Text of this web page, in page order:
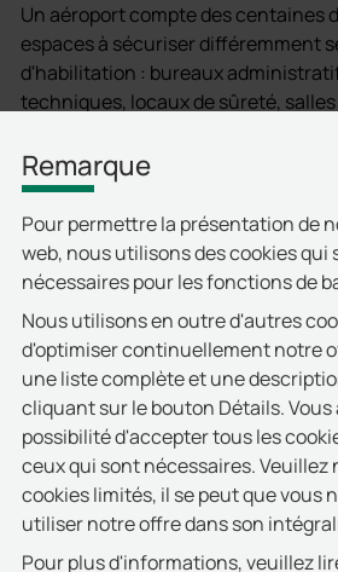
Un aéroport compte des centaines
espaces à sécuriser différemment
d'habilitation : bureaux
techniques, locaux de sûreté,
navigants. La gestion d'un système
mécanique classique est devenue
exigences de traçabilité et de
La solution doorLoxx® de deister
contrôle d'accès numérique précis
des cylindres et garnitures de
droits d'accès sont gérés depuis la
Commander Connect : activation
temps réel, plages horaires
complet des passages. Plus besoin
serrures en cas de perte de badge
Contrôle d'accès par badge RFID
Gestion centralisée des droits
Remarque
Pour permettre la présentation de
web, nous utilisons des cookies
nécessaires pour les fonctions de
Nous utilisons en outre d'autres
d'optimiser continuellement notre
une liste complète et une
cliquant sur le bouton Détails. Vous
possibilité d'accepter tous les
ceux qui sont nécessaires. Veuillez
cookies limités, il se peut que vous
utiliser notre offre dans son
Pour plus d'informations, veuillez